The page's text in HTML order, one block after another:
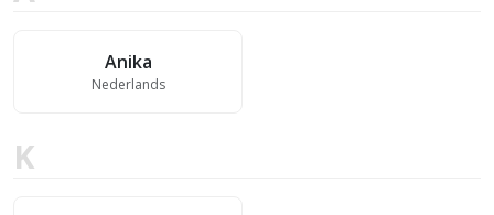
Anika
Nederlands
K